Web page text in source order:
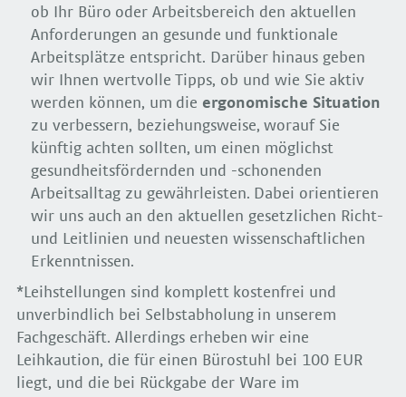
ob Ihr Büro oder Arbeitsbereich den aktuellen
Anforderungen an gesunde und funktionale
Arbeitsplätze entspricht. Darüber hinaus geben
wir Ihnen wertvolle Tipps, ob und wie Sie aktiv
werden können, um die ergonomische Situation
zu verbessern, beziehungsweise, worauf Sie
künftig achten sollten, um einen möglichst
gesundheitsfördernden und -schonenden
Arbeitsalltag zu gewährleisten. Dabei orientieren
wir uns auch an den aktuellen gesetzlichen Richt-
und Leitlinien und neuesten wissenschaftlichen
Erkenntnissen.
*Leihstellungen sind komplett kostenfrei und
unverbindlich bei Selbstabholung in unserem
Fachgeschäft. Allerdings erheben wir eine
Leihkaution, die für einen Bürostuhl bei 100 EUR
liegt, und die bei Rückgabe der Ware im